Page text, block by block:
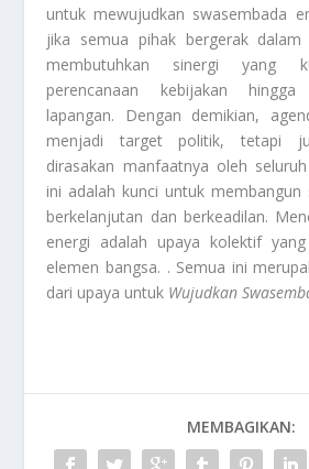
untuk mewujudkan swasembada
jika semua pihak bergerak
membutuhkan sinergi yang
perencanaan kebijakan
lapangan. Dengan demikian,
menjadi target politik, tetapi
dirasakan manfaatnya oleh
ini adalah kunci untuk
berkelanjutan dan berkeadilan.
energi adalah upaya kolektif
elemen bangsa. . Semua ini
dari upaya untuk Wujudkan
MEMBAGIKAN: